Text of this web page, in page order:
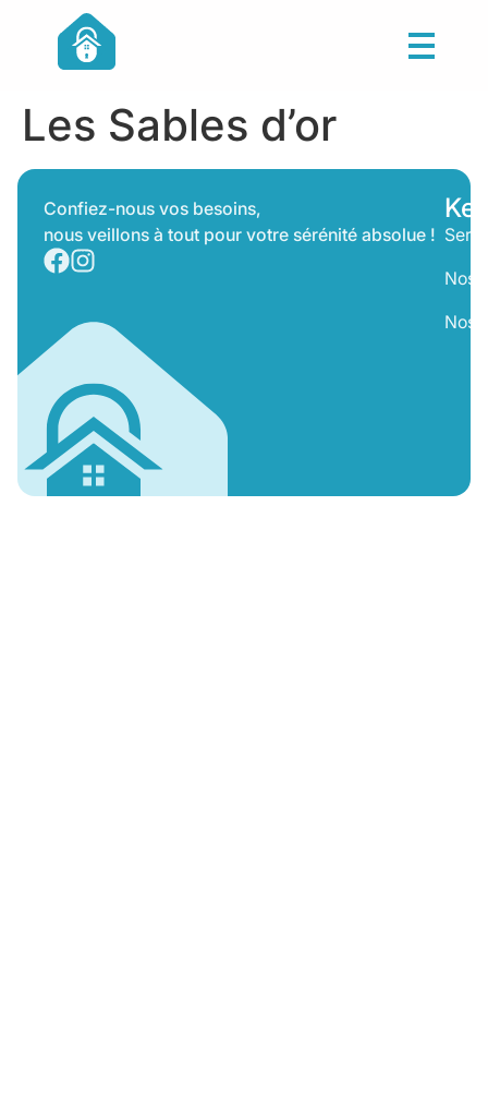
Les Sables d’or
Confiez-nous vos besoins,
nous veillons à tout pour votre sérénité absolue !
Nos
Nos